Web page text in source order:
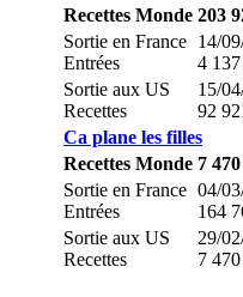
Recettes Monde 203
Sortie en France
Entrées
14/
4
Sortie aux US
Recettes
15/
92
Ca plane les filles
Recettes Monde 7
Sortie en France
Entrées
04/
164
Sortie aux US
Recettes
29/
7